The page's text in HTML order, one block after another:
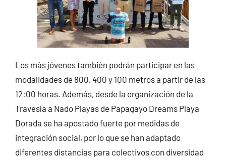
Los más jóvenes también podrán participar en las
modalidades de 800, 400 y 100 metros a partir de las
12:00 horas. Además, desde la organización de la
Travesía a Nado Playas de Papagayo Dreams Playa
Dorada se ha apostado fuerte por medidas de
integración social, por lo que se han adaptado
diferentes distancias para colectivos con diversidad